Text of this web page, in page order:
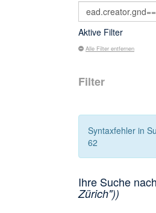
Aktive Filter
Alle Filter entfernen
Filter
Syntaxfehler in
62
Ihre Suche nach
Zürich"))